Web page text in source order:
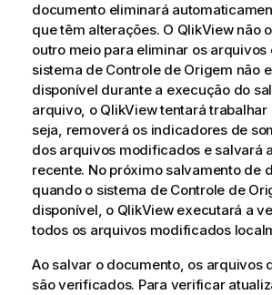
documento eliminará
que têm alterações. O QlikView não
outro meio para eliminar os arquivos
sistema de Controle de Origem não
disponível durante a execução do
arquivo, o QlikView tentará
seja, removerá os indicadores de
dos arquivos modificados e salvará
recente. No próximo salvamento de
quando o sistema de Controle de
disponível, o QlikView executará a
todos os arquivos modificados
Ao salvar o documento, os arquivos
são verificados. Para verificar